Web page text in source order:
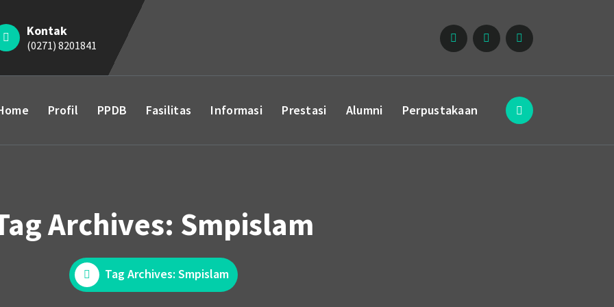
Kontak
(0271) 8201841
Profil PPDB Fasilitas Informasi Prestasi Alumni Perpustakaan
Archives: Smpislam
Tag Archives: Smpislam